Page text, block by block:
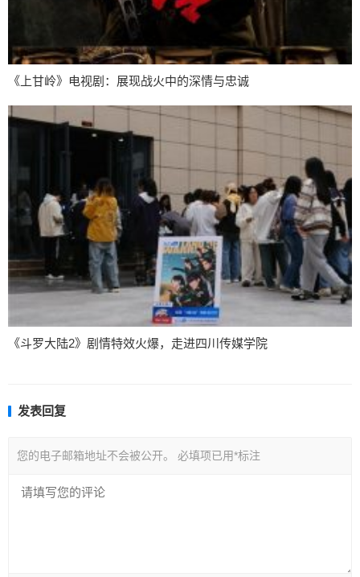
《上甘岭》电视剧：展现战火中的深情与忠诚
《斗罗大陆2》剧情特效火爆，走进四川传媒学院
发表回复
您的电子邮箱地址不会被公开。 必填项已用*标注